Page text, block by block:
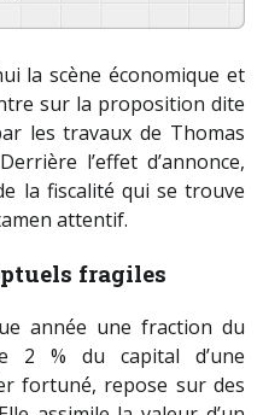
la scène économique et
sur la proposition dite
les travaux de Thomas
l’effet d’annonce,
la fiscalité qui se trouve
attentif.
fragiles
année une fraction du
2 % du capital d’une
fortuné, repose sur des